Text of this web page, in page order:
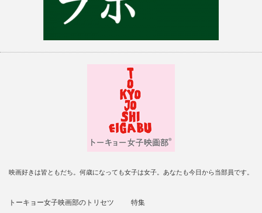
映画好きは皆ともだち。何歳になっても女子は女子。あなたも今日から当部員です。
トーキョー女子映画部のトリセツ
特集